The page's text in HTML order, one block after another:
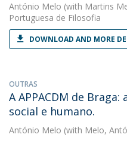
António Melo (with Martins
Portuguesa de Filosofia
DOWNLOAD AND MORE
OUTRAS
A APPACDM de
social e humano.
António Melo (with Melo,